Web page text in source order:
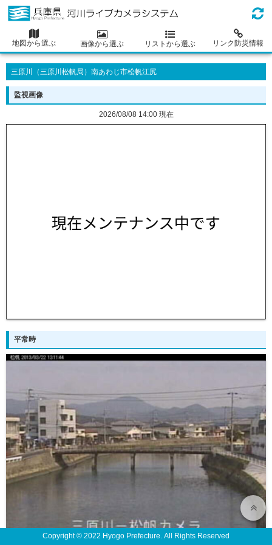
地図から選ぶ 画像から選ぶ リストから選ぶ リンク防災情報
三原川（三原川松帆局）南あわじ市松帆江尻
監視画像
2026/08/08 14:00 現在
平常時
Copyright © 2022 Hyogo Prefecture. All Rights Reserved